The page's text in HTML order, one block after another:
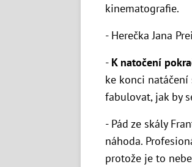
kinematografie.
- Herečka Jana
- K natočení
ke konci
fabulovat, jak by
- Pád ze skály
náhoda.
protože je to